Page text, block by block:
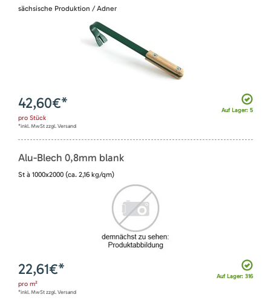
sächsische Produktion / Adner
Auf Lager: 5
42,60€*
pro Stück
*inkl. MwSt zzgl. Versand
Alu-Blech 0,8mm blank
St à 1000x2000 (ca. 2,16 kg/qm)
Auf Lager: 316
22,61€*
pro m²
*inkl. MwSt zzgl. Versand